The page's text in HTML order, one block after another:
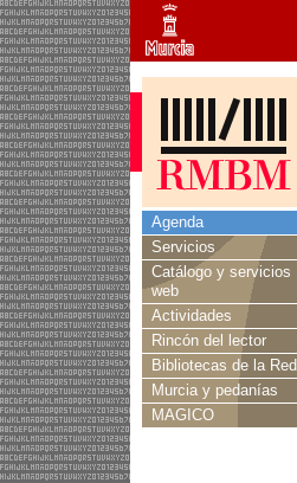
Agenda
Servicios
Catálogo y servicios
web
Actividades
Rincón del lector
Bibliotecas de la Red
Murcia y pedanías
MAGICO